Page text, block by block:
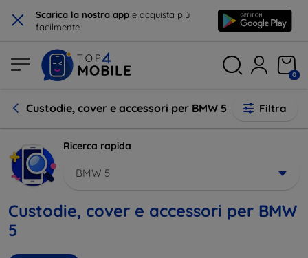
× Scarica la nostra app e acquista più
facilmente
0
Custodie, cover e accessori per BMW 5 Filtra
Ricerca rapida
BMW 5
Custodie, cover e accessori per BMW
5